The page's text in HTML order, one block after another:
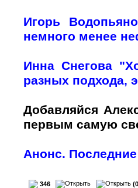
Игорь
немного менее
Инна Снегова
разных подхода,
Добавляйся
первым самую
Анонс.
346